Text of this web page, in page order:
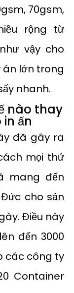
70gsm,
rộng từ
vậy cho
án lớn trong
nhanh.
nào thay
ấn
đã gây ra
mọi thứ
mang đến
cho sản
Điều này
đến 3000
các công ty
Container